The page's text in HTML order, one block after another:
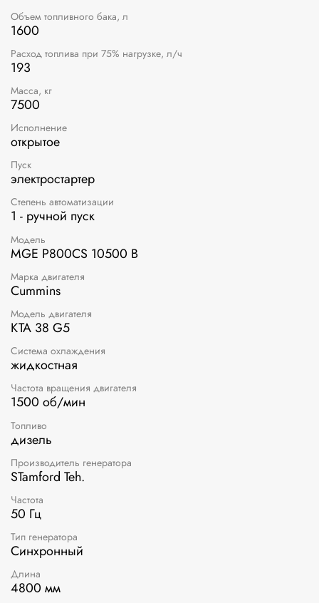
Объем топливного бака, л
1600
Расход топлива при 75% нагрузке, л/ч
193
Масса, кг
7500
Исполнение
открытое
Пуск
электростартер
Степень автоматизации
1 - ручной пуск
Модель
MGE P800CS 10500 В
Марка двигателя
Cummins
Модель двигателя
KTA 38 G5
Система охлаждения
жидкостная
Частота вращения двигателя
1500 об/мин
Топливо
дизель
Производитель генератора
STamford Teh.
Частота
50 Гц
Тип генератора
Синхронный
Длина
4800 мм